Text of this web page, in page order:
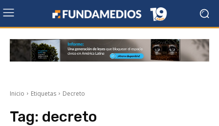
Inicio Etiquetas Decreto
Tag: decreto